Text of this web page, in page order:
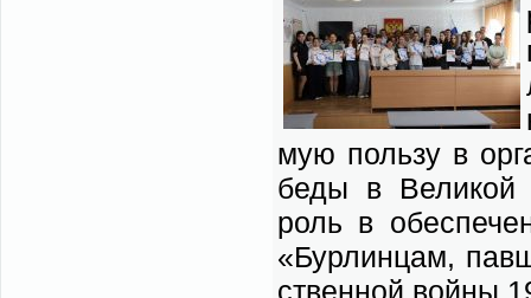
мую поль­зу в
бе­ды в Ве­ли­кой
роль в
«Бур­лин­цам,
ствен­ной вой­ны